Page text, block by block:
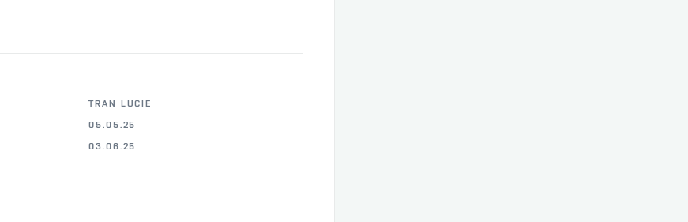
TRAN LUCIE
05.05.25
03.06.25